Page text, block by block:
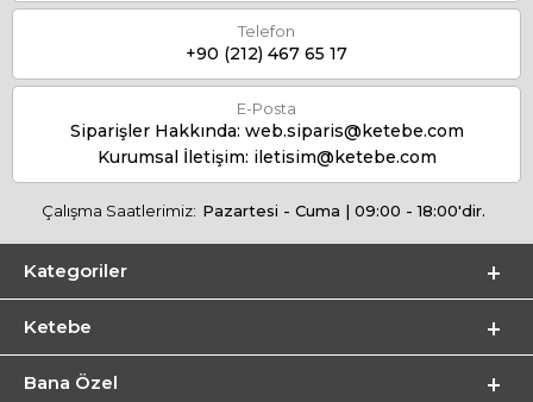
Telefon
+90 (212) 467 65 17
E-Posta
Siparişler Hakkında: web.siparis@ketebe.com
Kurumsal İletişim: iletisim@ketebe.com
Çalışma Saatlerimiz: Pazartesi - Cuma | 09:00 - 18:00'dir.
Kategoriler
Ketebe
Bana Özel